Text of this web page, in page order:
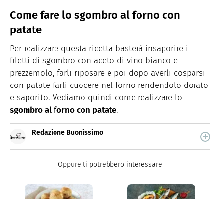
Come fare lo sgombro al forno con
patate
Per realizzare questa ricetta basterà insaporire i
filetti di sgombro con aceto di vino bianco e
prezzemolo, farli riposare e poi dopo averli cosparsi
con patate farli cuocere nel forno rendendolo dorato
e saporito. Vediamo quindi come realizzare lo
sgombro al forno con patate.
Redazione Buonissimo
quale trovi idee veloci, facili e spiegate passo passo.
Oppure ti potrebbero interessare